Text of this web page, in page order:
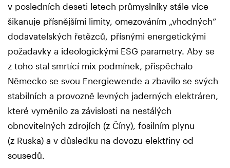
v posledních deseti letech průmyslníky stále více
šikanuje přísnějšími limity, omezováním „vhodných“
dodavatelských řetězců, přísnými energetickými
požadavky a ideologickými ESG parametry. Aby se
z toho stal smrtící mix podmínek, přispěchalo
Německo se svou Energiewende a zbavilo se svých
stabilních a provozně levných jaderných elektráren,
které vyměnilo za závislosti na nestálých
obnovitelných zdrojích (z Číny), fosilním plynu
(z Ruska) a v důsledku na dovozu elektřiny od
sousedů.